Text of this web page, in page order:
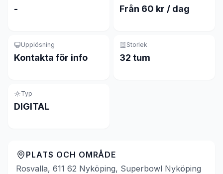
- Från 60 kr / dag
Upplösning
Kontakta för info
Storlek
32 tum
Typ
DIGITAL
PLATS OCH OMRÅDE
Rosvalla, 611 62 Nyköping, Superbowl Nyköping